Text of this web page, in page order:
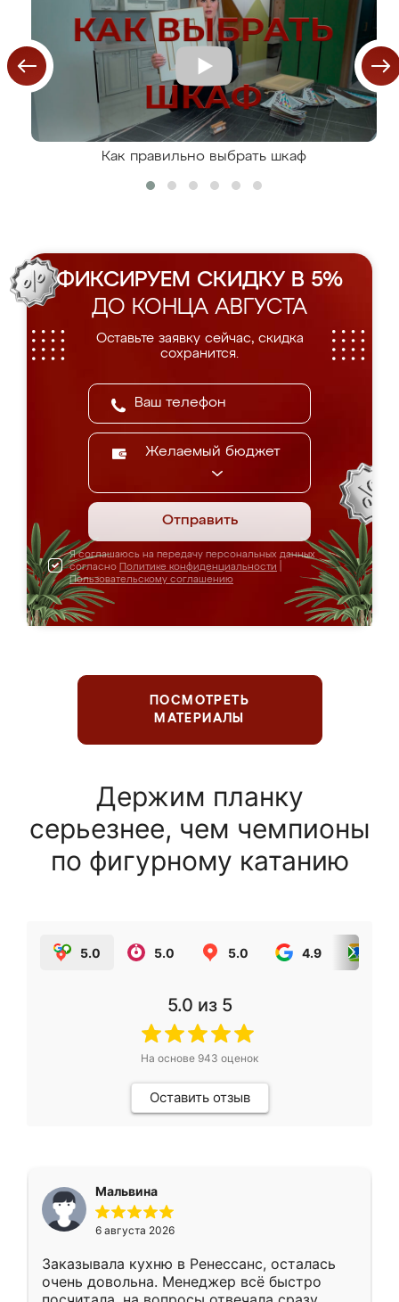
Как правильно выбрать шкаф
ФИКСИРУЕМ СКИДКУ В 5%
ДО КОНЦА АВГУСТА
Оставьте заявку сейчас, скидка
сохранится.
Желаемый бюджет
Отправить
Я соглашаюсь на передачу персональных данных
согласно Политике конфиденциальности
Пользовательскому соглашению
ПОСМОТРЕТЬ
МАТЕРИАЛЫ
Держим планку
серьезнее, чем чемпионы
по фигурному катанию
5.0 5.0 5.0 4.9
5.0 из 5
На основе 943 оценок
Оставить отзыв
Мальвина
6 августа 2026
Заказывала кухню в Ренессанс, осталась
очень довольна. Менеджер всё быстро